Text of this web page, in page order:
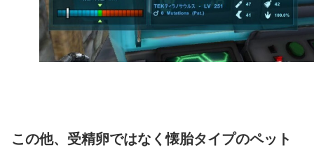
この他、受精卵ではなく懐胎タイプのペット